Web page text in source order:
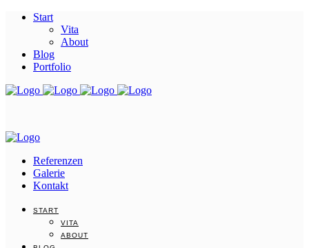
Start
Vita
About
Blog
Portfolio
Referenzen
Galerie
Kontakt
START
VITA
ABOUT